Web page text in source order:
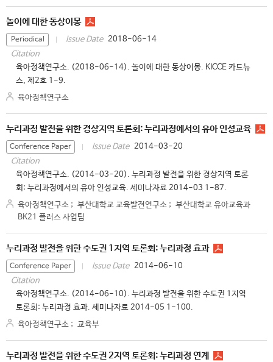
놀이에 대한 동상이몽
Periodical Issue Date 2018-06-14
Citation
육아정책연구소. (2018-06-14). 놀이에 대한 동상이몽. KICCE 카드뉴
스, 제2호 1-9.
육아정책연구소
누리과정 발전을 위한 경상지역 토론회: 누리과정에서의 유아 인성교육
Conference Paper Issue Date 2014-03-20
Citation
육아정책연구소. (2014-03-20). 누리과정 발전을 위한 경상지역 토론
회: 누리과정에서의 유아 인성교육. 세미나자료 2014-03 1-87.
육아정책연구소 ; 부산대학교 교육발전연구소 ; 부산대학교 유아교육과
BK21 플러스 사업팀
누리과정 발전을 위한 수도권 1지역 토론회: 누리과정 효과
Conference Paper Issue Date 2014-06-10
Citation
육아정책연구소. (2014-06-10). 누리과정 발전을 위한 수도권 1지역
토론회: 누리과정 효과. 세미나자료 2014-05 1-100.
육아정책연구소 ; 교육부
누리과정 발전을 위한 수도권 2지역 토론회: 누리과정 연계